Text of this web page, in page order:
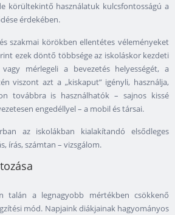
körültekintő használatuk kulcsfontosságú a
érdekében.
szakmai körökben ellentétes véleményeket
ezek döntő többsége az iskoláskor kezdeti
mérlegeli a bevezetés helyességét, a
viszont azt a „kiskaput” igényli, használja,
továbbra is használhatók – sajnos kissé
engedéllyel – a mobil és társai.
az iskolákban kialakítandó elsődleges
írás, számtan – vizsgálom.
talán a legnagyobb mértékben csökkenő
mód. Napjaink diákjainak hagyományos